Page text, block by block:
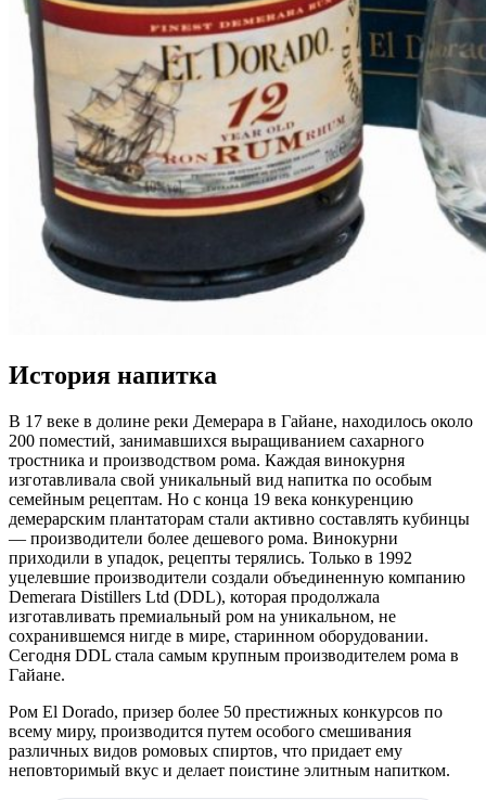
История напитка
В 17 веке в долине реки Демерара в Гайане, находилось около
200 поместий, занимавшихся выращиванием сахарного
тростника и производством рома. Каждая винокурня
изготавливала свой уникальный вид напитка по особым
семейным рецептам. Но с конца 19 века конкуренцию
демерарским плантаторам стали активно составлять кубинцы
— производители более дешевого рома. Винокурни
приходили в упадок, рецепты терялись. Только в 1992
уцелевшие производители создали объединенную компанию
Demerara Distillers Ltd (DDL), которая продолжала
изготавливать премиальный ром на уникальном, не
сохранившемся нигде в мире, старинном оборудовании.
Сегодня DDL стала самым крупным производителем рома в
Гайане.
Ром El Dorado, призер более 50 престижных конкурсов по
всему миру, производится путем особого смешивания
различных видов ромовых спиртов, что придает ему
неповторимый вкус и делает поистине элитным напитком.